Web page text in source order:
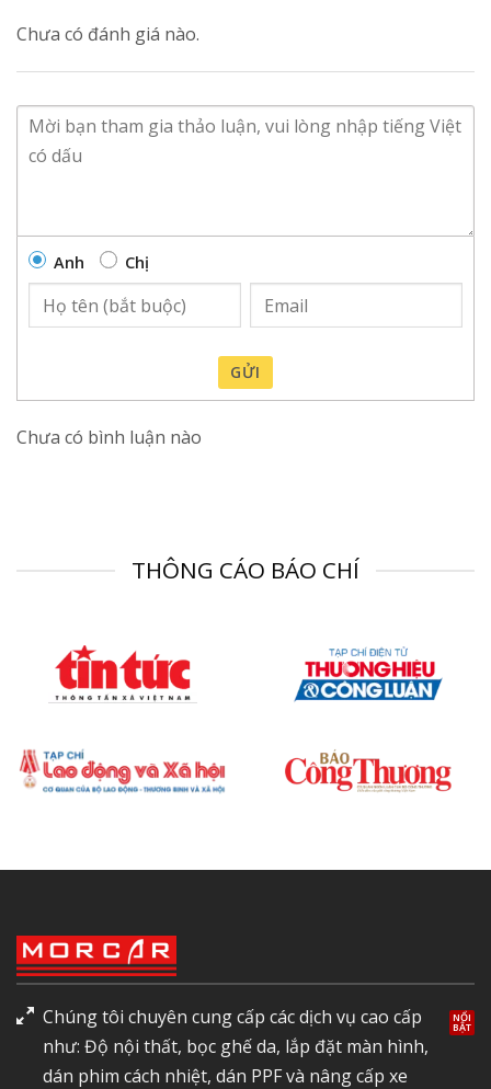
Chưa có đánh giá nào.
Anh Chị
GỬI
Chưa có bình luận nào
THÔNG CÁO BÁO CHÍ
Chúng tôi chuyên cung cấp các dịch vụ cao cấp
như: Độ nội thất, bọc ghế da, lắp đặt màn hình,
dán phim cách nhiệt, dán PPF và nâng cấp xe